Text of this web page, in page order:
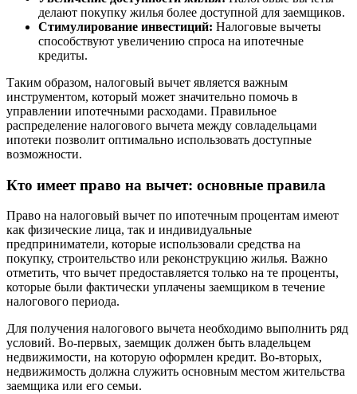
делают покупку жилья более доступной для заемщиков.
Стимулирование инвестиций: Налоговые вычеты
способствуют увеличению спроса на ипотечные
кредиты.
Таким образом, налоговый вычет является важным
инструментом, который может значительно помочь в
управлении ипотечными расходами. Правильное
распределение налогового вычета между совладельцами
ипотеки позволит оптимально использовать доступные
возможности.
Кто имеет право на вычет: основные правила
Право на налоговый вычет по ипотечным процентам имеют
как физические лица, так и индивидуальные
предприниматели, которые использовали средства на
покупку, строительство или реконструкцию жилья. Важно
отметить, что вычет предоставляется только на те проценты,
которые были фактически уплачены заемщиком в течение
налогового периода.
Для получения налогового вычета необходимо выполнить ряд
условий. Во-первых, заемщик должен быть владельцем
недвижимости, на которую оформлен кредит. Во-вторых,
недвижимость должна служить основным местом жительства
заемщика или его семьи.